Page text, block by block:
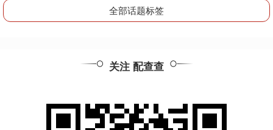
全部话题标签
关注 配查查